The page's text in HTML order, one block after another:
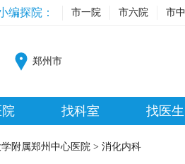
编探院： 市一院 市六院 市
郑州市
找科室 找医生
附属郑州中心医院 > 消化内科